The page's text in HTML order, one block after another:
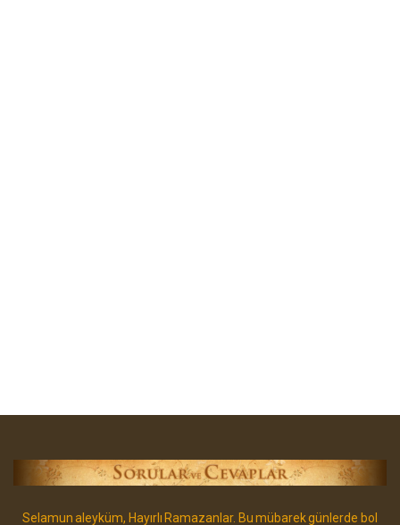
Selamun aleyküm, Hayırlı Ramazanlar. Bu mübarek günlerde bol